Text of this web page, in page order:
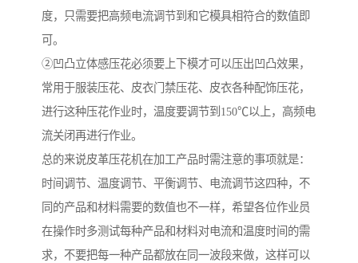
度，只需要把高频电流调节到和它模具相符合的数值即
可。
②凹凸立体感压花必须要上下模才可以压出凹凸效果，
常用于服装压花、皮衣门禁压花、皮衣各种配饰压花，
进行这种压花作业时，温度要调节到150℃以上，高频电
流关闭再进行作业。
总的来说皮革压花机在加工产品时需注意的事项就是：
时间调节、温度调节、平衡调节、电流调节这四种，不
同的产品和材料需要的数值也不一样，希望各位作业员
在操作时多测试每种产品和材料对电流和温度时间的需
求，不要把每一种产品都放在同一波段来做，这样可以